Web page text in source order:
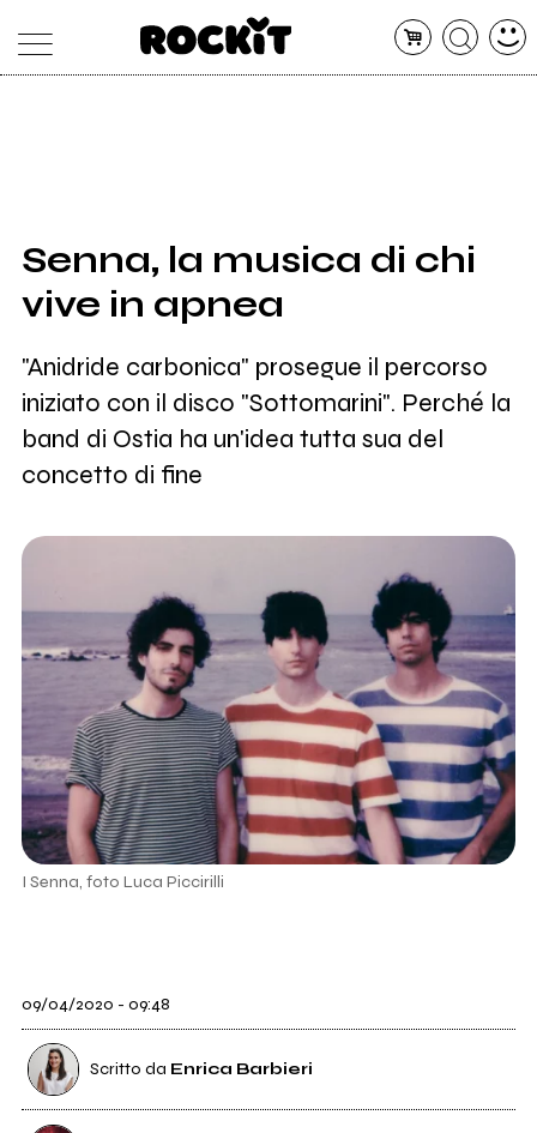
SHOP
RADIO
Senna, la musica di chi
vive in apnea
"Anidride carbonica" prosegue il percorso
iniziato con il disco "Sottomarini". Perché la
band di Ostia ha un'idea tutta sua del
concetto di fine
I Senna, foto Luca Piccirilli
09/04/2020 - 09:48
Scritto da Enrica Barbieri